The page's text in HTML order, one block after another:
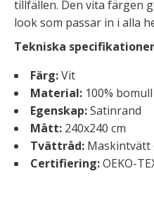
tillfällen. Den vita färgen
look som passar in i alla
Tekniska
Färg:Vit
Material: 100% bomull
Egenskap:Satinrand
Mått: 240x240 cm
Tvättråd: Maskintvätt
Certifiering:OEKO-